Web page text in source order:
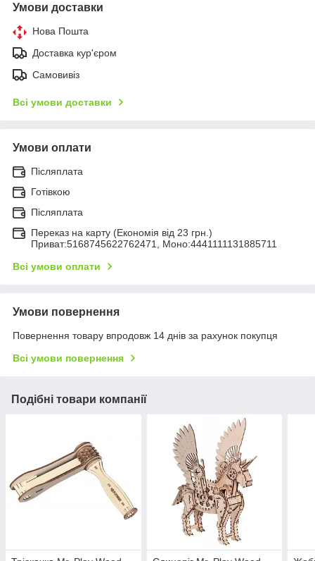
Умови доставки
Нова Пошта
Доставка кур'єром
Самовивіз
Всі умови доставки
Умови оплати
Післяплата
Готівкою
Післяплата
Переказ на карту (Економія від 23 грн.)
Приват:5168745622762471, Моно:4441111131885711
Всі умови оплати
Умови повернення
Повернення товару впродовж 14 днів за рахунок покупця
Всі умови повернення
Подібні товари компанії